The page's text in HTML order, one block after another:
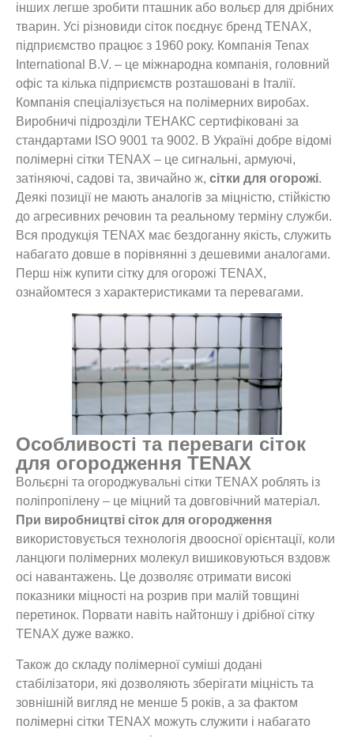
інших легше зробити пташник або вольєр для дрібних
тварин. Усі різновиди сіток поєднує бренд TENAX,
підприємство працює з 1960 року. Компанія Tenax
International B.V. – це міжнародна компанія, головний
офіс та кілька підприємств розташовані в Італії.
Компанія спеціалізується на полімерних виробах.
Виробничі підрозділи ТЕНАКС сертифіковані за
стандартами ISO 9001 та 9002. В Україні добре відомі
полімерні сітки TENAX – це сигнальні, армуючі,
затіняючі, садові та, звичайно ж, сітки для огорожі.
Деякі позиції не мають аналогів за міцністю, стійкістю
до агресивних речовин та реальному терміну служби.
Вся продукція TENAX має бездоганну якість, служить
набагато довше в порівнянні з дешевими аналогами.
Перш ніж купити сітку для огорожі TENAX,
ознайомтеся з характеристиками та перевагами.
Особливості та переваги сіток
для огородження TENAX
Вольєрні та огороджувальні сітки TENAX роблять із
поліпропілену – це міцний та довговічний матеріал.
При виробництві сіток для огородження
використовується технологія двоосної орієнтації, коли
ланцюги полімерних молекул вишиковуються вздовж
осі навантажень. Це дозволяє отримати високі
показники міцності на розрив при малій товщині
перетинок. Порвати навіть найтоншу і дрібної сітку
TENAX дуже важко.
Також до складу полімерної суміші додані
стабілізатори, які дозволяють зберігати міцність та
зовнішній вигляд не менше 5 років, а за фактом
полімерні сітки TENAX можуть служити і набагато